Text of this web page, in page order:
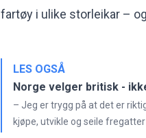
fartøy i ulike storleikar –
LES OGSÅ
Norge velger britisk -
– Jeg er trygg på at det er
kjøpe, utvikle og seile